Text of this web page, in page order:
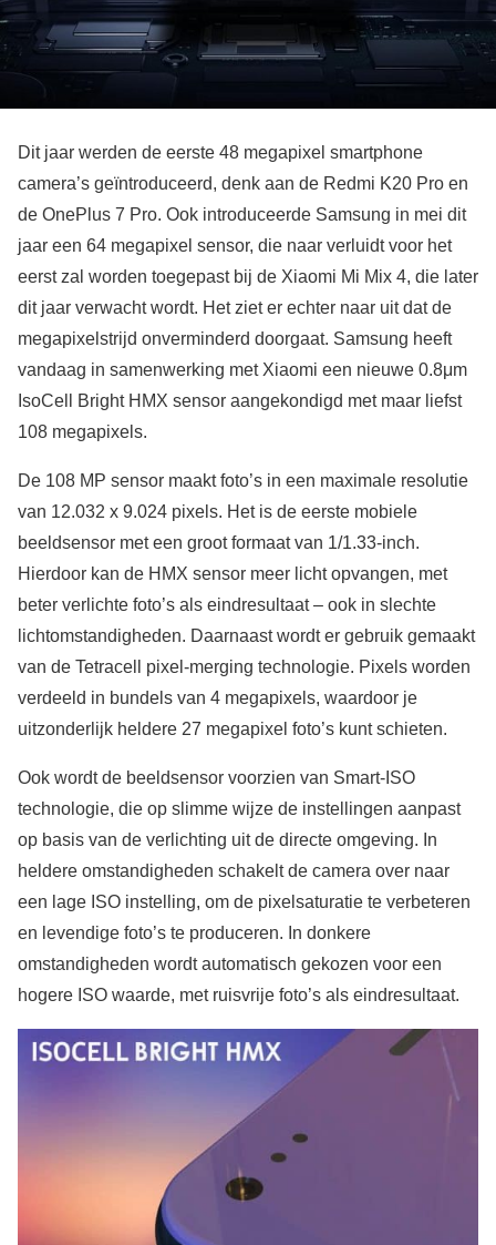
Dit jaar werden de eerste 48 megapixel smartphone
camera’s geïntroduceerd, denk aan de Redmi K20 Pro en
de OnePlus 7 Pro. Ook introduceerde Samsung in mei dit
jaar een 64 megapixel sensor, die naar verluidt voor het
eerst zal worden toegepast bij de Xiaomi Mi Mix 4, die later
dit jaar verwacht wordt. Het ziet er echter naar uit dat de
megapixelstrijd onverminderd doorgaat. Samsung heeft
vandaag in samenwerking met Xiaomi een nieuwe 0.8μm
IsoCell Bright HMX sensor aangekondigd met maar liefst
108 megapixels.
De 108 MP sensor maakt foto’s in een maximale resolutie
van 12.032 x 9.024 pixels. Het is de eerste mobiele
beeldsensor met een groot formaat van 1/1.33-inch.
Hierdoor kan de HMX sensor meer licht opvangen, met
beter verlichte foto’s als eindresultaat – ook in slechte
lichtomstandigheden. Daarnaast wordt er gebruik gemaakt
van de Tetracell pixel-merging technologie. Pixels worden
verdeeld in bundels van 4 megapixels, waardoor je
uitzonderlijk heldere 27 megapixel foto’s kunt schieten.
Ook wordt de beeldsensor voorzien van Smart-ISO
technologie, die op slimme wijze de instellingen aanpast
op basis van de verlichting uit de directe omgeving. In
heldere omstandigheden schakelt de camera over naar
een lage ISO instelling, om de pixelsaturatie te verbeteren
en levendige foto’s te produceren. In donkere
omstandigheden wordt automatisch gekozen voor een
hogere ISO waarde, met ruisvrije foto’s als eindresultaat.